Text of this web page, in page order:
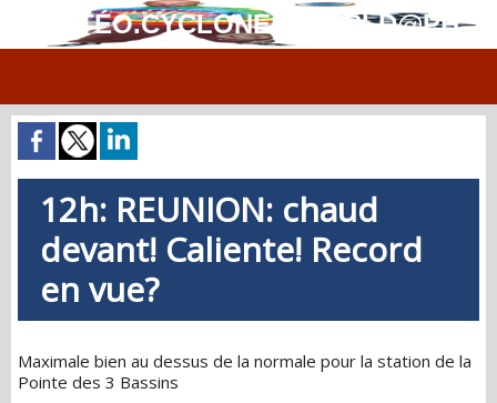
MÉTÉO.CYCLONES.WORLD@PH
12h: REUNION: chaud
devant! Caliente! Record
en vue?
Maximale bien au dessus de la normale pour la station de la
Pointe des 3 Bassins